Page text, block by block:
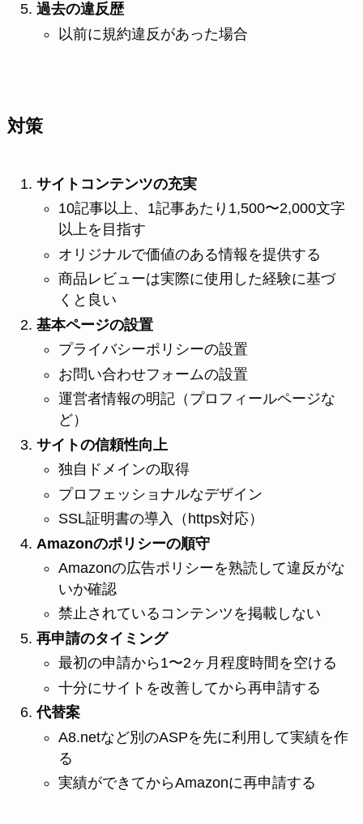
過去の違反歴
以前に規約違反があった場合
対策
サイトコンテンツの充実
10記事以上、1記事あたり1,500〜2,000文字
以上を目指す
オリジナルで価値のある情報を提供する
商品レビューは実際に使用した経験に基づ
くと良い
基本ページの設置
プライバシーポリシーの設置
お問い合わせフォームの設置
運営者情報の明記（プロフィールページな
ど）
サイトの信頼性向上
独自ドメインの取得
プロフェッショナルなデザイン
SSL証明書の導入（https対応）
Amazonのポリシーの順守
Amazonの広告ポリシーを熟読して違反がな
いか確認
禁止されているコンテンツを掲載しない
再申請のタイミング
最初の申請から1〜2ヶ月程度時間を空ける
十分にサイトを改善してから再申請する
代替案
A8.netなど別のASPを先に利用して実績を作
る
実績ができてからAmazonに再申請する